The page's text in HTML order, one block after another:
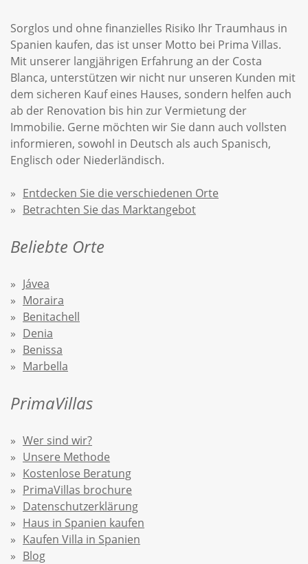
Sorglos und ohne finanzielles Risiko Ihr Traumhaus in
Spanien kaufen, das ist unser Motto bei Prima Villas.
Mit unserer langjährigen Erfahrung an der Costa
Blanca, unterstützen wir nicht nur unseren Kunden mit
dem sicheren Kauf eines Hauses, sondern helfen auch
ab der Renovation bis hin zur Vermietung der
Immobilie. Gerne möchten wir Sie dann auch vollsten
informieren, sowohl in Deutsch als auch Spanisch,
Englisch oder Niederländisch.
Entdecken Sie die verschiedenen Orte
Betrachten Sie das Marktangebot
Beliebte Orte
Jávea
Moraira
Benitachell
Denia
Benissa
Marbella
PrimaVillas
Wer sind wir?
Unsere Methode
Kostenlose Beratung
PrimaVillas brochure
Datenschutzerklärung
Haus in Spanien kaufen
Kaufen Villa in Spanien
Blog